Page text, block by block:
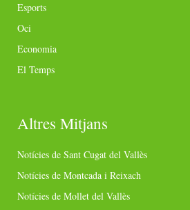
Esports
Oci
Economia
El Temps
Altres Mitjans
Notícies de Sant Cugat del Vallès
Notícies de Montcada i Reixach
Notícies de Mollet del Vallès